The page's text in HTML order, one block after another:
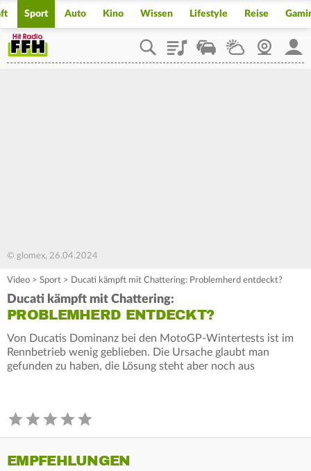
Sport Auto Kino Wissen Lifestyle Reise
PlaylistStaupilotWetterWebcam
© glomex, 26.04.2024
Video > Sport > Ducati kämpft mit Chattering: Problemherd entdeckt?
Ducati kämpft mit Chattering:
PROBLEMHERD ENTDECKT?
Von Ducatis Dominanz bei den MotoGP-Wintertests ist im
Rennbetrieb wenig geblieben. Die Ursache glaubt man
gefunden zu haben, die Lösung steht aber noch aus
EMPFEHLUNGEN